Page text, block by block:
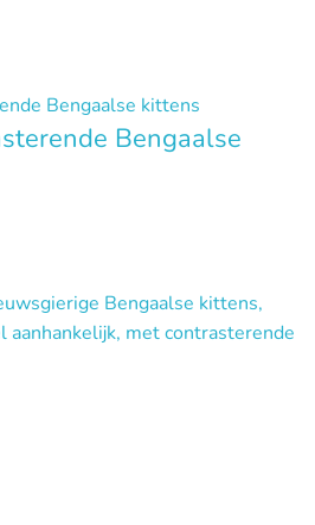
Bengaalse
Bengaalse kittens,
aanhankelijk, met contrasterende